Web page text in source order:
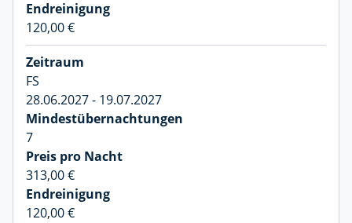
120,00 €
FS
28.06.2027 - 19.07.2027
7
313,00 €
120,00 €